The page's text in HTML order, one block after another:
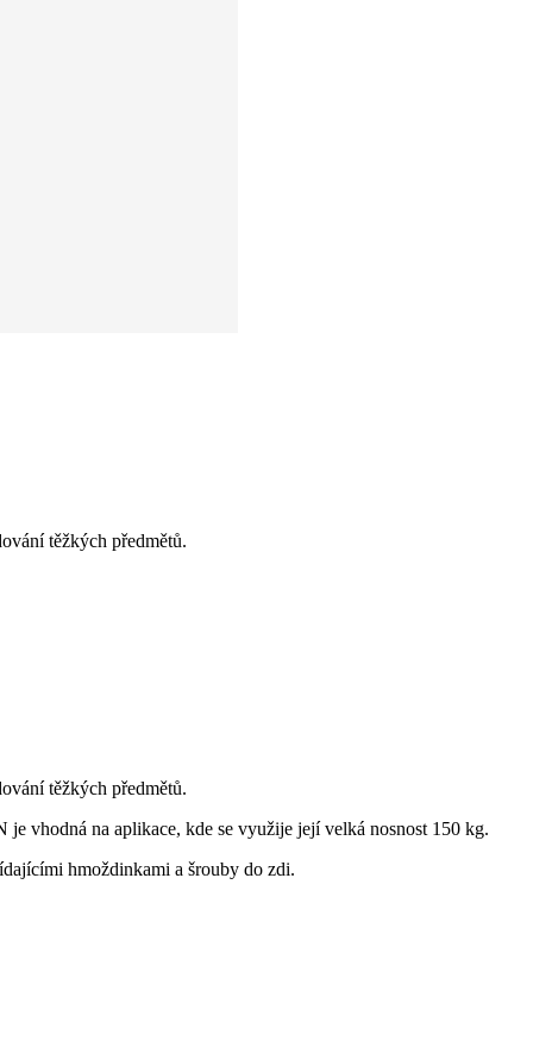
těžkých předmětů.
těžkých předmětů.
vhodná na aplikace, kde se využije její velká nosnost 150 kg.
hmoždinkami a šrouby do zdi.